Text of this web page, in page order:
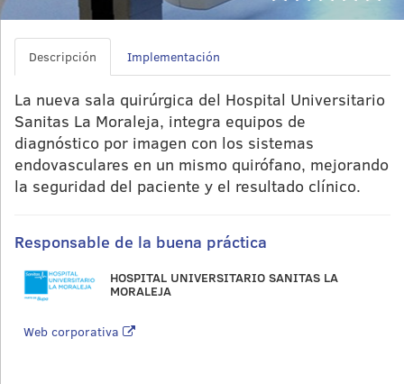
Descripción Implementación
La nueva sala quirúrgica del Hospital Universitario
Sanitas La Moraleja, integra equipos de
diagnóstico por imagen con los sistemas
endovasculares en un mismo quirófano, mejorando
la seguridad del paciente y el resultado clínico.
Responsable de la buena práctica
HOSPITAL UNIVERSITARIO SANITAS LA
MORALEJA
Web corporativa